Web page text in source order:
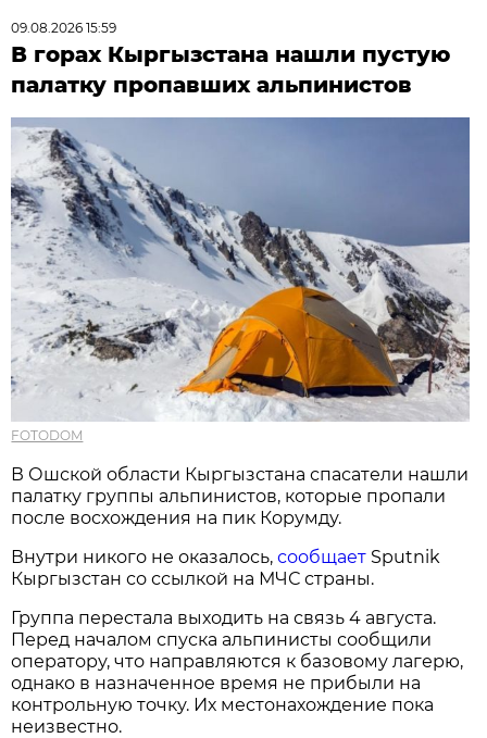
09.08.2026 15:59
В горах Кыргызстана нашли пустую
палатку пропавших альпинистов
FOTODOM
В Ошской области Кыргызстана спасатели нашли
палатку группы альпинистов, которые пропали
после восхождения на пик Корумду.
Внутри никого не оказалось,сообщает Sputnik
Кыргызстан со ссылкой на МЧС страны.
Группа перестала выходить на связь 4 августа.
Перед началом спуска альпинисты сообщили
оператору, что направляются к базовому лагерю,
однако в назначенное время не прибыли на
контрольную точку. Их местонахождение пока
неизвестно.